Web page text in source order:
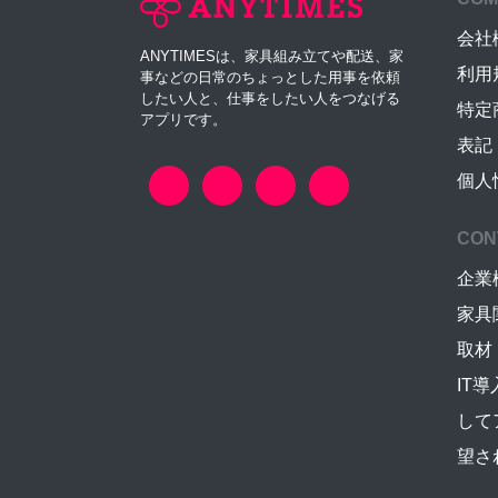
ANYTIMESは、家具組み立てや配送、家
事などの日常のちょっとした用事を依頼
したい人と、仕事をしたい人をつなげる
アプリです。
会社
利用
特定
表記
個人
企業
家具
取材
IT導
し
望さ